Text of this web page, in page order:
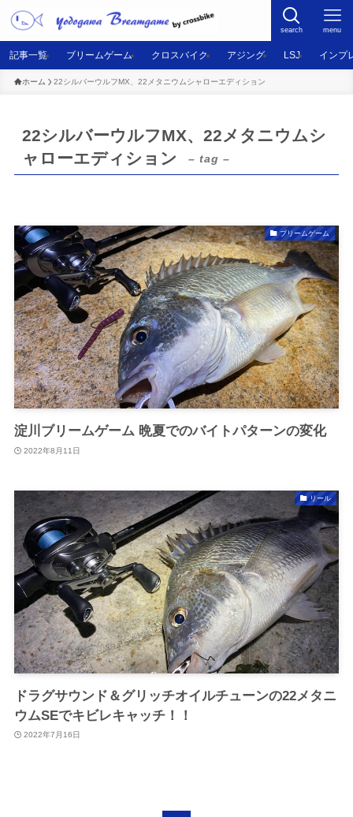
search menu
記事一覧 ブリームゲーム クロスバイク アジング LSJ インプ
ホーム 22シルバーウルフMX、22メタニウムシャローエディション
22シルバーウルフMX、22メタニウムシ
ャローエディション
– tag –
ブリームゲーム
淀川ブリームゲーム 晩夏でのバイトパターンの変化
2022年8月11日
リール
ドラグサウンド＆グリッチオイルチューンの22メタニ
ウムSEでキビレキャッチ！！
2022年7月16日